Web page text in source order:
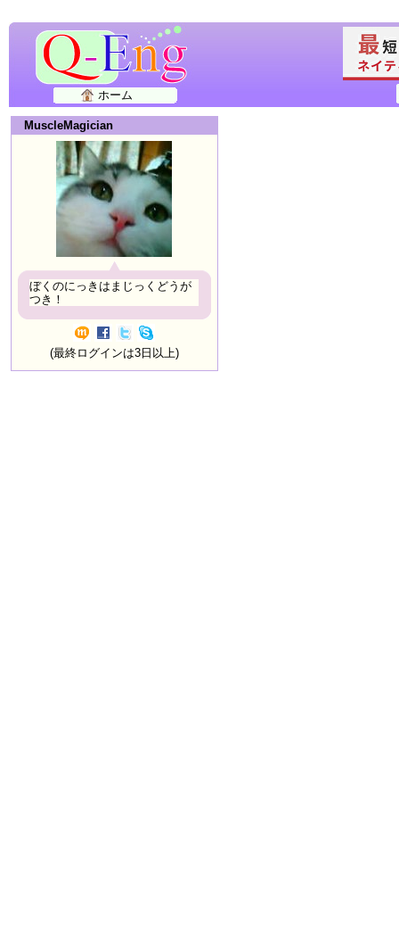
ホーム
MuscleMagician
ぼくのにっきはまじっくどうが
つき！
(最終ログインは3日以上)